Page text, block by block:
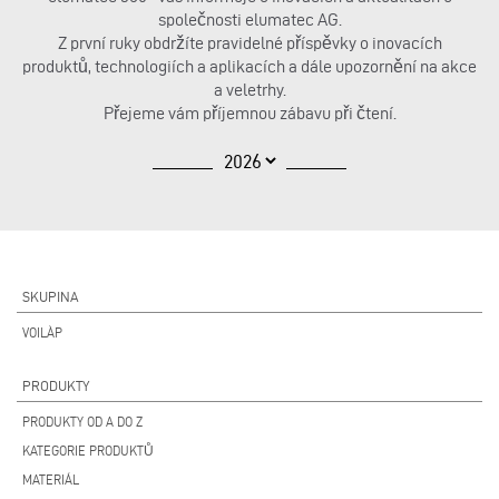
společnosti elumatec AG.
Z první ruky obdržíte pravidelné příspěvky o inovacích
produktů, technologiích a aplikacích a dále upozornění na akce
a veletrhy.
Přejeme vám příjemnou zábavu při čtení.
SKUPINA
VOILÀP
PRODUKTY
PRODUKTY OD A DO Z
KATEGORIE PRODUKTŮ
MATERIÁL